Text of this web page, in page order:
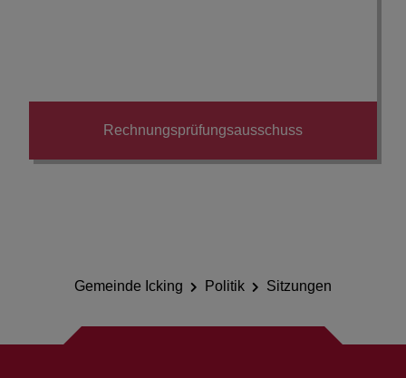
Rechnungsprüfungsausschuss
Gemeinde Icking Politik Sitzungen